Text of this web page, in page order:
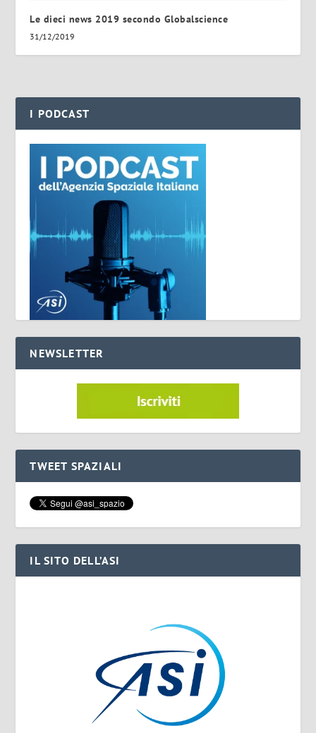
Le dieci news 2019 secondo Globalscience
31/12/2019
I PODCAST
NEWSLETTER
TWEET SPAZIALI
IL SITO DELL’ASI